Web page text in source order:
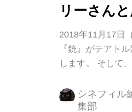
ルを熱演。 ヒロ
リーさん
2018年11月17日
『銃』がテアト
します。 そして
タービジュアルが
世界観を放つリ
シネフィル
集部